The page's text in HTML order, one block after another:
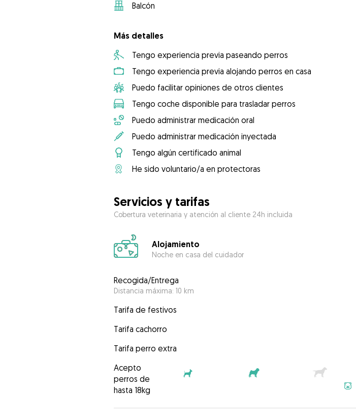
Balcón
Más detalles
Tengo experiencia previa paseando perros
Tengo experiencia previa alojando perros en casa
Puedo facilitar opiniones de otros clientes
Tengo coche disponible para trasladar perros
Puedo administrar medicación oral
Puedo administrar medicación inyectada
Tengo algún certificado animal
He sido voluntario/a en protectoras
Servicios y tarifas
Cobertura veterinaria y atención al cliente 24h incluida
Alojamiento
Noche en casa del cuidador
Recogida/Entrega
Distancia máxima: 10 km
Tarifa de festivos
Tarifa cachorro
Tarifa perro extra
Acepto
perros de
hasta 18kg